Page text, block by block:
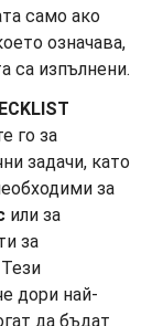
само ако
означава,
са изпълнени.
го за
задачи, като
за
или за
за
дори най-
да бъдат